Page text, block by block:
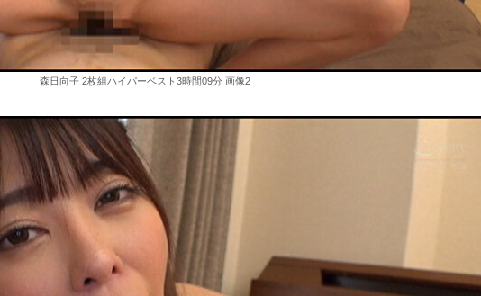
森日向子 2枚組ハイパーベスト3時間09分 画像2